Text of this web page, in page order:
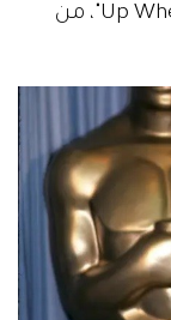
جاك نيتشه، عن أغنية "Up Where We Belong"، من